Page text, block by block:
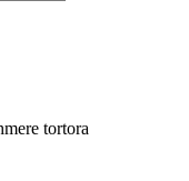
tortora